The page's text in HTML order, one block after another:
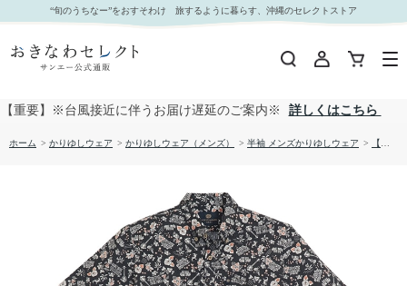
【送料無料】UCHINA柄 かりゆしウェア1860885｜おきなわセレクト サンエー公式通販
“旬のうちなー”をおすそわけ 旅するように暮らす、沖縄のセレクトストア
【重要】※台風接近に伴うお届け遅延のご案内※ 詳しくはこちら
ホーム > かりゆしウェア > かりゆしウェア（メンズ） > 半袖 メンズかりゆしウェア > 【送料無料】UCHINA柄 かりゆしウェア1860885